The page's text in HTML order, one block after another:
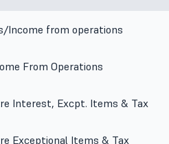
Income from operations
From Operations
Interest, Excpt. Items & Tax
Exceptional Items & Tax